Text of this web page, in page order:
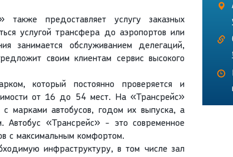
также предоставляет услугу заказных
услугой трансфера до аэропортов или
занимается обслуживанием делегаций,
своим клиентам сервис высокого
который постоянно проверяется и
от 16 до 54 мест. На «Трансрейс»
марками автобусов, годом их выпуска, а
Автобус «Трансрейс» - это современное
с максимальным комфортом.
инфраструктуру, в том числе зал